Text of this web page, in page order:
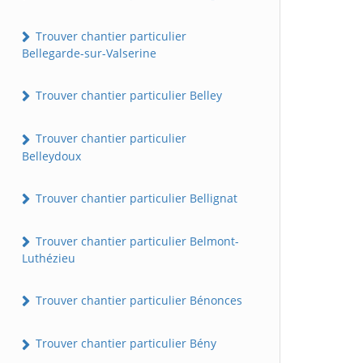
Trouver chantier particulier
Bellegarde-sur-Valserine
Trouver chantier particulier Belley
Trouver chantier particulier
Belleydoux
Trouver chantier particulier Bellignat
Trouver chantier particulier Belmont-
Luthézieu
Trouver chantier particulier Bénonces
Trouver chantier particulier Bény